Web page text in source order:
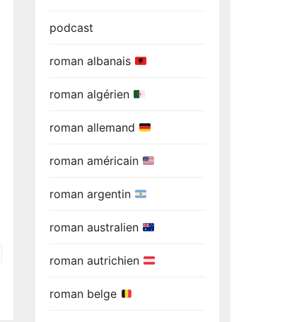
podcast
roman albanais
roman algérien
roman allemand
roman américain
roman argentin
roman australien
roman autrichien
roman belge